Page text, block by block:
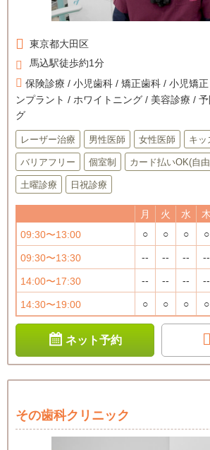
東京都大田区
馬込駅徒歩約1分
保険診療 / 小児歯科 / 矯正歯科 / 小児矯
ンプラント / ホワイトニング / 美容診療 /
グ
レーザー治療 男性医師 女性医師 キッ
バリアフリー 個室制 カード払いOK(自
土曜診療 日祝診療
月 火 水 木
09:30〜13:00
○ ○ ○ ○
09:30〜13:30 -- -- -- --
14:00〜17:30 -- -- -- --
14:30〜19:00 ○ ○ ○ ○
ネット予約
その歯科クリニック